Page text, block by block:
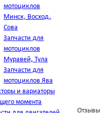
мотоциклов
Минск, Восход,
Сова
Запчасти для
мотоциклов
Муравей, Тула
Запчасти для
мотоциклов Ява
и вариаторы
момента
Отзывы